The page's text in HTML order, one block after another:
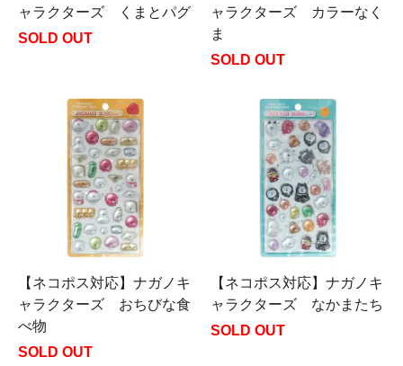
ャラクターズ くまとパグ
SOLD OUT
ャラクターズ カラーなく
ま
SOLD OUT
【ネコポス対応】ナガノキ
ャラクターズ おちびな食
べ物
SOLD OUT
【ネコポス対応】ナガノキ
ャラクターズ なかまたち
SOLD OUT